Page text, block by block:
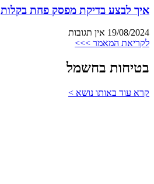
איך לבצע בדיקת מפסק פחת בקלות
19/08/2024 אין תגובות
לקריאת המאמר >>>
בטיחות בחשמל
קרא עוד באותו נושא >